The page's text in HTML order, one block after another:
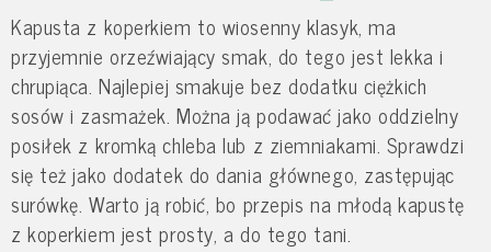
Kapusta z koperkiem to wiosenny klasyk, ma
przyjemnie orzeźwiający smak, do tego jest lekka i
chrupiąca. Najlepiej smakuje bez dodatku ciężkich
sosów i zasmażek. Można ją podawać jako oddzielny
posiłek z kromką chleba lub z ziemniakami. Sprawdzi
się też jako dodatek do dania głównego, zastępując
surówkę. Warto ją robić, bo przepis na młodą kapustę
z koperkiem jest prosty, a do tego tani.